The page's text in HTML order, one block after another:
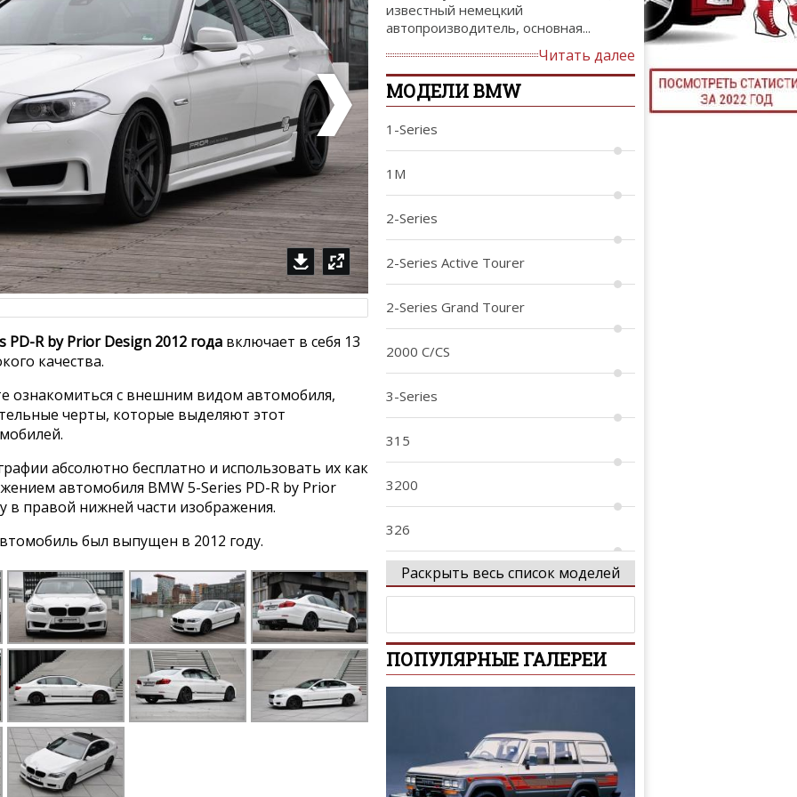
ТЮНИНГ
PD-R by Prior Design 2012 года включает в себя 13
качества.
ознакомиться с внешним видом автомобиля,
черты, которые выделяют этот
абсолютно бесплатно и использовать их как
автомобиля BMW 5-Series PD-R by Prior
в правой нижней части изображения.
был выпущен в 2012 году.
известный немецкий
автопроизводитель, основная...
Читать далее
МОДЕЛИ BMW
1-Series
1M
2-Series
2-Series Active Tourer
2-Series Grand Tourer
2000 C/CS
3-Series
315
3200
326
327
4-Series
Раскрыть весь список моделей
ПОПУЛЯРНЫЕ ГАЛЕРЕИ